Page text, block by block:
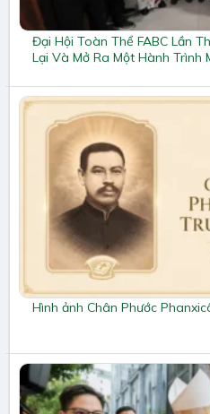
Đại Hội Toàn Thể FABC Lần
Lại Và Mở Ra Một Hành Trình
Hình ảnh Chân Phước